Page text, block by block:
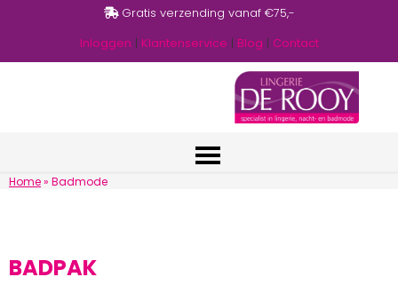
Gratis verzending vanaf €75,-
Inloggen | Klantenservice | Blog | Contact
Home» Badmode
BADPAK